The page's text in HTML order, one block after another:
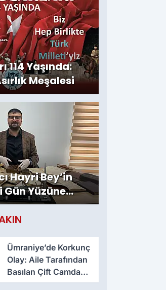
114 Yaşında:
Meşalesi
Hayri Bey’in
Gün Yüzüne
Ümraniye’de Korkunç
Olay: Aile Tarafından
Basılan Çift Camdan
Atladı